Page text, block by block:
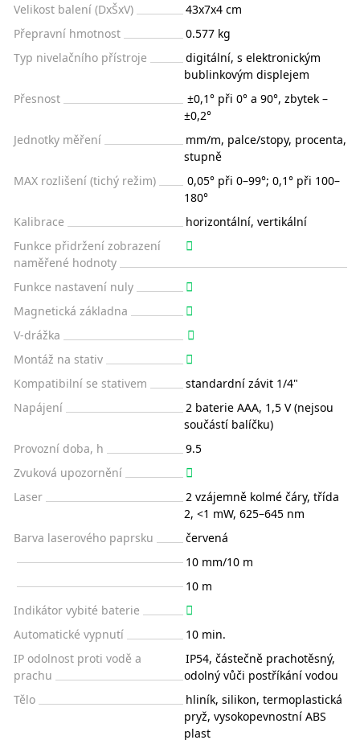
Velikost balení (DxŠxV)
43x7x4 cm
Přepravní hmotnost
0.577 kg
Typ nivelačního přístroje
digitální, s elektronickým
bublinkovým displejem
Přesnost
±0,1° při 0° a 90°, zbytek –
±0,2°
Jednotky měření
mm/m, palce/stopy, procenta,
stupně
MAX rozlišení (tichý režim)
0,05° při 0–99°; 0,1° při 100–
180°
Kalibrace
horizontální, vertikální
Funkce přidržení zobrazení
naměřené hodnoty
Funkce nastavení nuly
Magnetická základna
V-drážka
Montáž na stativ
Kompatibilní se stativem
standardní závit 1/4"
Napájení
2 baterie AAA, 1,5 V (nejsou
součástí balíčku)
Provozní doba, h
9.5
Zvuková upozornění
Laser
2 vzájemně kolmé čáry, třída
2, <1 mW, 625–645 nm
Barva laserového paprsku
červená
10 mm/10 m
10 m
Indikátor vybité baterie
Automatické vypnutí
10 min.
IP odolnost proti vodě a
prachu
IP54, částečně prachotěsný,
odolný vůči postříkání vodou
Tělo
hliník, silikon, termoplastická
pryž, vysokopevnostní ABS
plast